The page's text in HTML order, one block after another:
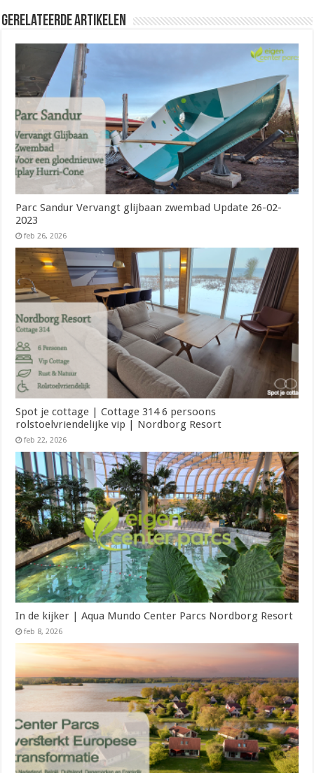
Gerelateerde Artikelen
Parc Sandur Vervangt glijbaan zwembad Update 26-02-
2023
feb 26, 2026
Spot je cottage | Cottage 314 6 persoons
rolstoelvriendelijke vip | Nordborg Resort
feb 22, 2026
In de kijker | Aqua Mundo Center Parcs Nordborg Resort
feb 8, 2026